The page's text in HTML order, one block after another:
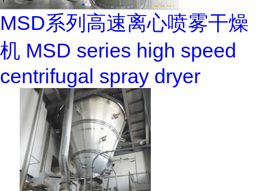
MSD系列高速离心喷雾干燥
机 MSD series high speed
centrifugal spray dryer